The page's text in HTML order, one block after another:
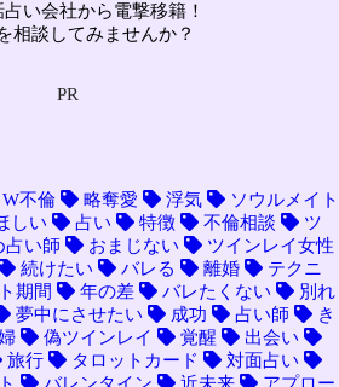
い会社から電撃移籍！
相談してみませんか？
PR
W不倫 略奪愛 浮気
ソウルメイト
しい 占い 特徴 不倫相談
ツ
占い師 おまじない
ツインレイ女性
続けたい バレる 離婚
テクニ
期間 年の差 バレたくない
別れ
夢中にさせたい 成功 占い師
き
偽ツインレイ 覚醒
出会い
旅行 タロットカード
対面占い